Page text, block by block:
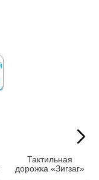
Тактильная
дорожка «Зигзаг»